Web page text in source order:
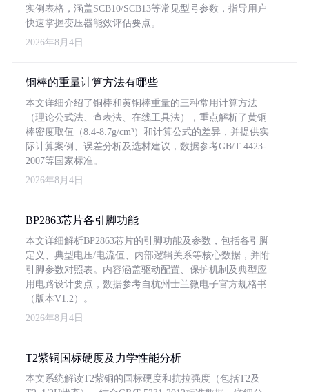
实例表格，涵盖SCB10/SCB13等常见型号参数，指导用户
快速掌握变压器能效评估要点。
2026年8月4日
铜棒的重量计算方法有哪些
本文详细介绍了铜棒和黄铜棒重量的三种常用计算方法
（理论公式法、查表法、在线工具法），重点解析了黄铜
棒密度取值（8.4-8.7g/cm³）和计算公式的差异，并提供实
际计算案例、误差分析及选材建议，数据参考GB/T 4423-
2007等国家标准。
2026年8月4日
BP2863芯片各引脚功能
本文详细解析BP2863芯片的引脚功能及参数，包括各引脚
定义、典型电压/电流值、内部逻辑关系等核心数据，并附
引脚参数对照表。内容涵盖驱动配置、保护机制及典型应
用电路设计要点，数据参考自杭州士兰微电子官方规格书
（版本V1.2）。
2026年8月4日
T2紫铜国标硬度及力学性能分析
本文系统解读T2紫铜的国标硬度和抗拉强度（包括T2及